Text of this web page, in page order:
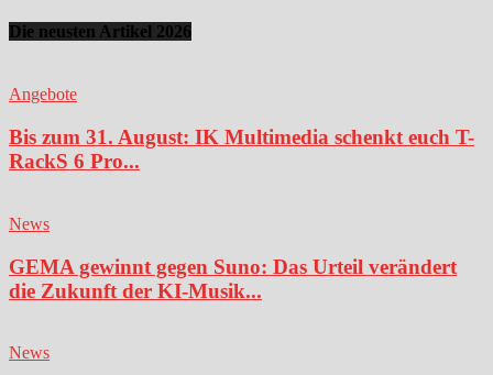
Die neusten Artikel 2026
Angebote
Bis zum 31. August: IK Multimedia schenkt euch T-
RackS 6 Pro...
News
GEMA gewinnt gegen Suno: Das Urteil verändert
die Zukunft der KI-Musik...
News